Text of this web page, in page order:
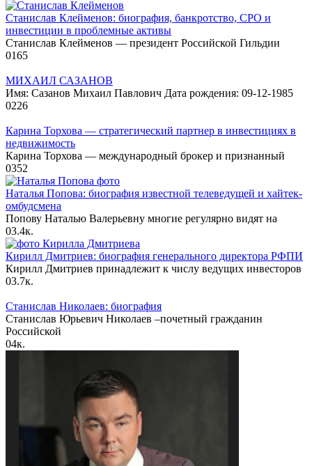
Станислав Клейменов: биография, банкротство, СРО и
инвестиции в проблемные активы
Станислав Клейменов — президент Российской Гильдии
0165
МИХАИЛ САЗАНОВ
Имя: Сазанов Михаил Павлович Дата рождения: 09-12-1985
0226
Карина Торхова — стратегический партнер в инвестициях в
недвижимость
Карина Торхова — международный брокер и признанный
0352
Наталья Попова: биография известной телеведущей и хайтек-
омбудсмена
Попову Наталью Валерьевну многие регулярно видят на
03.4к.
Кирилл Дмитриев: биография генерального директора РФПИ
Кирилл Дмитриев принадлежит к числу ведущих инвесторов
03.7к.
Станислав Николаев: биография
Станислав Юрьевич Николаев –почетный гражданин
Российской
04к.